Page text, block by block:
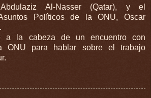
Al-Nasser (Qatar), y el
Políticos de la ONU, Oscar
a la cabeza de un encuentro con
ONU para hablar sobre el trabajo